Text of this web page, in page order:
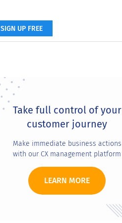
SIGN UP FREE
Take full control of your
customer journey
Make immediate business actions
with our CX management platform
LEARN MORE